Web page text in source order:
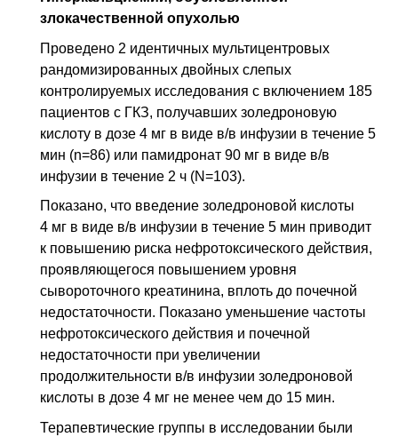
злокачественной опухолью
Проведено 2 идентичных мультицентровых
рандомизированных двойных слепых
контролируемых исследования с включением 185
пациентов с ГКЗ, получавших золедроновую
кислоту в дозе 4 мг в виде в/в инфузии в течение 5
мин (n=86) или памидронат 90 мг в виде в/в
инфузии в течение 2 ч (N=103).
Показано, что введение золедроновой кислоты
4 мг в виде в/в инфузии в течение 5 мин приводит
к повышению риска нефротоксического действия,
проявляющегося повышением уровня
сывороточного креатинина, вплоть до почечной
недостаточности. Показано уменьшение частоты
нефротоксического действия и почечной
недостаточности при увеличении
продолжительности в/в инфузии золедроновой
кислоты в дозе 4 мг не менее чем до 15 мин.
Терапевтические группы в исследовании были